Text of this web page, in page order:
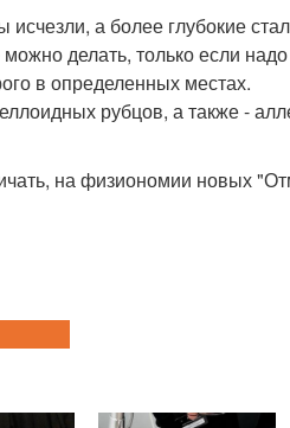
а более глубокие
делать, только если
в определенных местах.
рубцов, а также -
на физиономии новых